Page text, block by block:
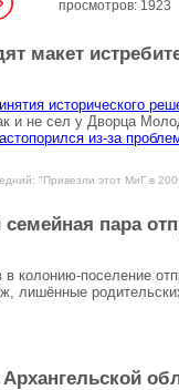
мест и
просмотров: 1923
макет
исторического
и не сел у Дворца
из-за
"Привезли этот МиГ в
пара
колонию-поселение
лишённые